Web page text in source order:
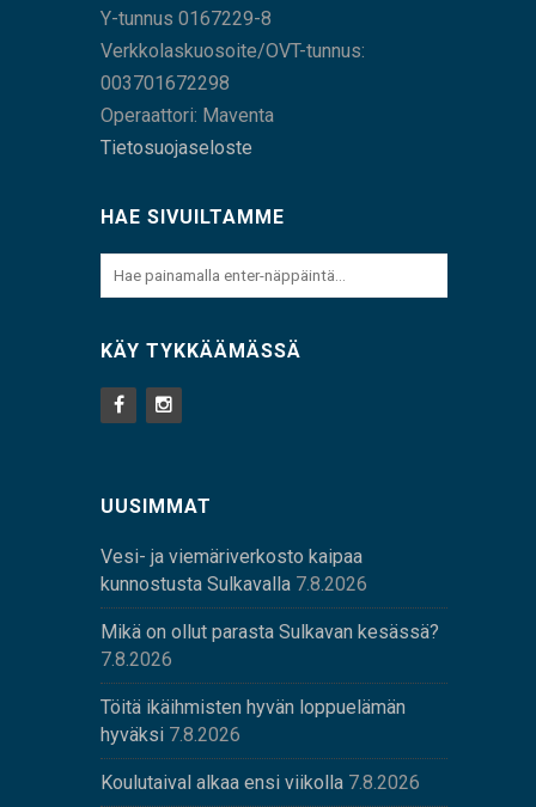
Y-tunnus 0167229-8
Verkkolaskuosoite/OVT-tunnus:
003701672298
Operaattori: Maventa
Tietosuojaseloste
HAE SIVUILTAMME
KÄY TYKKÄÄMÄSSÄ
UUSIMMAT
Vesi- ja viemäriverkosto kaipaa
kunnostusta Sulkavalla 7.8.2026
Mikä on ollut parasta Sulkavan kesässä?
7.8.2026
Töitä ikäihmisten hyvän loppuelämän
hyväksi 7.8.2026
Koulutaival alkaa ensi viikolla 7.8.2026